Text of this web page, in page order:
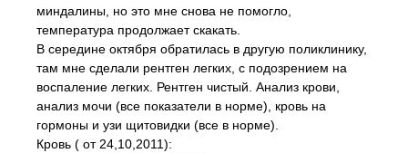
миндалины, но это мне снова не помогло,
температура продолжает скакать.
В середине октября обратилась в другую поликлинику,
там мне сделали рентген легких, с подозрением на
воспаление легких. Рентген чистый. Анализ крови,
анализ мочи (все показатели в норме), кровь на
гормоны и узи щитовидки (все в норме).
Кровь ( от 24,10,2011):